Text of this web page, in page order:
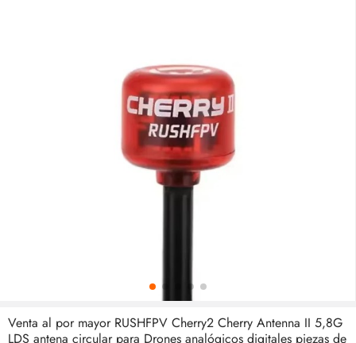
Venta al por mayor RUSHFPV Cherry2 Cherry Antenna II 5,8G
LDS antena circular para Drones analógicos digitales piezas de